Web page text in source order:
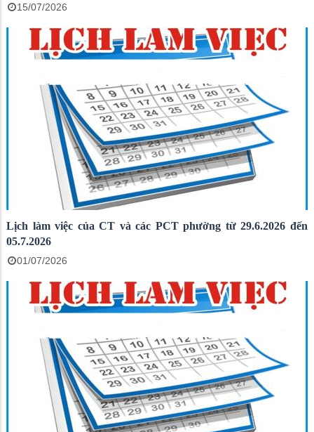
15/07/2026
Lịch làm việc của CT và các PCT phường từ 29.6.2026 đến
05.7.2026
01/07/2026